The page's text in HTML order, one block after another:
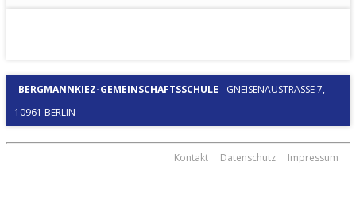
BERGMANNKIEZ-GEMEINSCHAFTSSCHULE - GNEISENAUSTRASSE 7, 1
0961 BERLIN
Kontakt Datenschutz Impressum